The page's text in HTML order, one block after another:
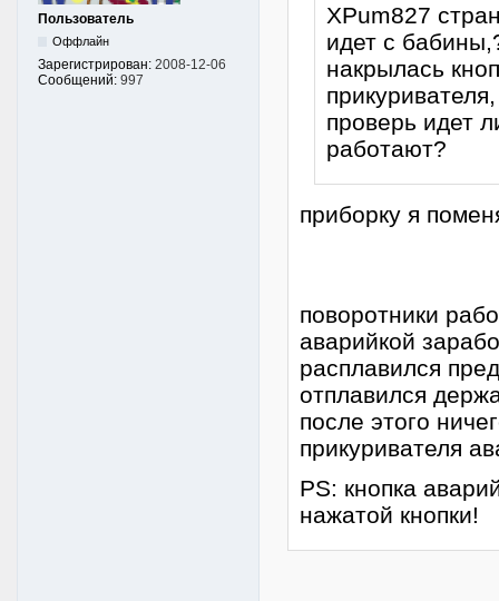
Пользователь
Оффлайн
Зарегистрирован: 2008-12-06
Сообщений: 997
XPum827
идет с
накрылась
проверь идет
работают?
приборку я
поворотники
аварийкой
расплавился
отплавился
после этого
прикуривателя
PS: кнопка
нажатой кнопки!